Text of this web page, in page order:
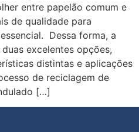
entre papelão comum e
de qualidade para
Dessa forma, a
excelentes opções,
distintas e aplicações
de reciclagem de
[…]